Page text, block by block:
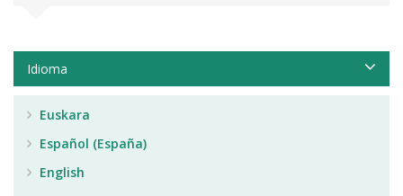
Idioma
Euskara
Español (España)
English